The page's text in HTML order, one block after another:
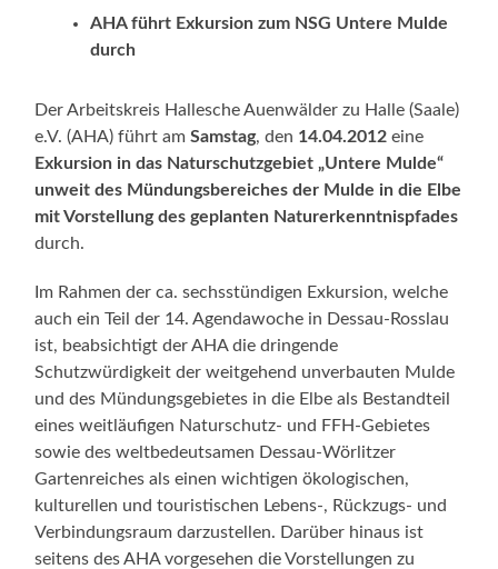
AHA führt Exkursion zum NSG Untere Mulde
durch
Der Arbeitskreis Hallesche Auenwälder zu Halle (Saale)
e.V. (AHA) führt amSamstag, den 14.04.2012eine
Exkursion in das Naturschutzgebiet „Untere Mulde“
unweit des Mündungsbereiches der Mulde in die Elbe
mit Vorstellung des geplanten Naturerkenntnispfades
durch.
Im Rahmen der ca. sechsstündigen Exkursion, welche
auch ein Teil der 14. Agendawoche in Dessau-Rosslau
ist, beabsichtigt der AHA die dringende
Schutzwürdigkeit der weitgehend unverbauten Mulde
und des Mündungsgebietes in die Elbe als Bestandteil
eines weitläufigen Naturschutz- und FFH-Gebietes
sowie des weltbedeutsamen Dessau-Wörlitzer
Gartenreiches als einen wichtigen ökologischen,
kulturellen und touristischen Lebens-, Rückzugs- und
Verbindungsraum darzustellen. Darüber hinaus ist
seitens des AHA vorgesehen die Vorstellungen zu